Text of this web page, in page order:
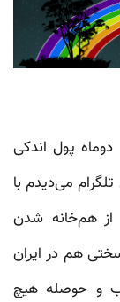
پول اندکی
می‌دیدم با
هم‌خانه شدن
هم در ایران
و حوصله هیچ